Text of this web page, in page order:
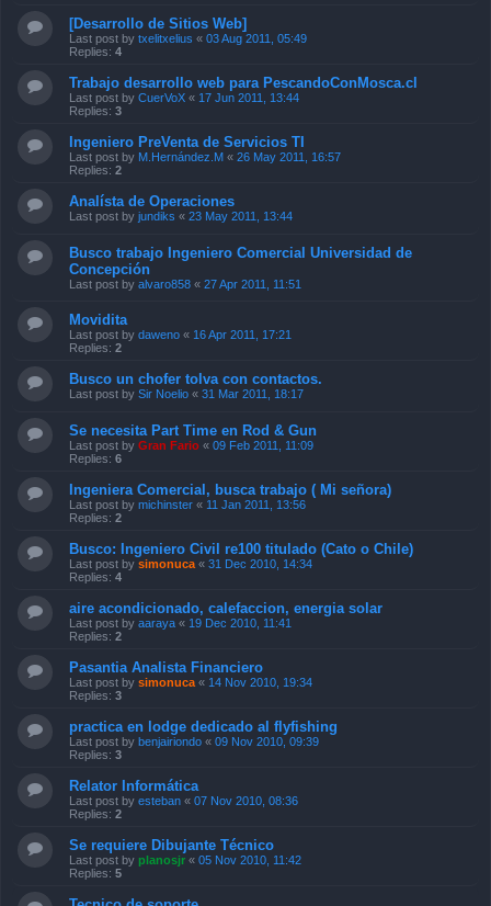
[Desarrollo de Sitios Web]
Last post by txelitxelius « 03 Aug 2011, 05:49
Replies: 4
Trabajo desarrollo web para PescandoConMosca.cl
Last post by CuerVoX « 17 Jun 2011, 13:44
Replies: 3
Ingeniero PreVenta de Servicios TI
Last post by M.Hernández.M « 26 May 2011, 16:57
Replies: 2
Analísta de Operaciones
Last post by jundiks « 23 May 2011, 13:44
Busco trabajo Ingeniero Comercial Universidad de
Concepción
Last post by alvaro858 « 27 Apr 2011, 11:51
Movidita
Last post by daweno « 16 Apr 2011, 17:21
Replies: 2
Busco un chofer tolva con contactos.
Last post by Sir Noelio « 31 Mar 2011, 18:17
Se necesita Part Time en Rod & Gun
Last post by Gran Fario « 09 Feb 2011, 11:09
Replies: 6
Ingeniera Comercial, busca trabajo ( Mi señora)
Last post by michinster « 11 Jan 2011, 13:56
Replies: 2
Busco: Ingeniero Civil re100 titulado (Cato o Chile)
Last post by simonuca « 31 Dec 2010, 14:34
Replies: 4
aire acondicionado, calefaccion, energia solar
Last post by aaraya « 19 Dec 2010, 11:41
Replies: 2
Pasantia Analista Financiero
Last post by simonuca « 14 Nov 2010, 19:34
Replies: 3
practica en lodge dedicado al flyfishing
Last post by benjairiondo « 09 Nov 2010, 09:39
Replies: 3
Relator Informática
Last post by esteban « 07 Nov 2010, 08:36
Replies: 2
Se requiere Dibujante Técnico
Last post by planosjr « 05 Nov 2010, 11:42
Replies: 5